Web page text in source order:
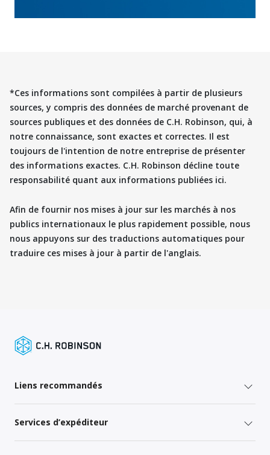
*Ces informations sont compilées à partir de plusieurs
sources, y compris des données de marché provenant de
sources publiques et des données de C.H. Robinson, qui, à
notre connaissance, sont exactes et correctes. Il est
toujours de l'intention de notre entreprise de présenter
des informations exactes. C.H. Robinson décline toute
responsabilité quant aux informations publiées ici.
Afin de fournir nos mises à jour sur les marchés à nos
publics internationaux le plus rapidement possible, nous
nous appuyons sur des traductions automatiques pour
traduire ces mises à jour à partir de l'anglais.
Liens recommandés
Services d’expéditeur